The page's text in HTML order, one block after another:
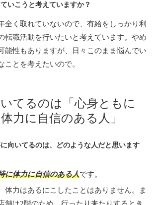
いこうと考えていますか？
全く取れていないので、有給をしっかり利
転職活動を行いたいと考えています。やめ
能性もありますが、日々このまま悩んでい
ことを考えたいので。
てるのは「心身ともに
力に自信のある人」
向いてるのは、どのような人だと思います
に体力に自信のある人です。
体力はあるにこしたことはありません。ま